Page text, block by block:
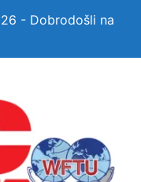
- Dobrodošli na